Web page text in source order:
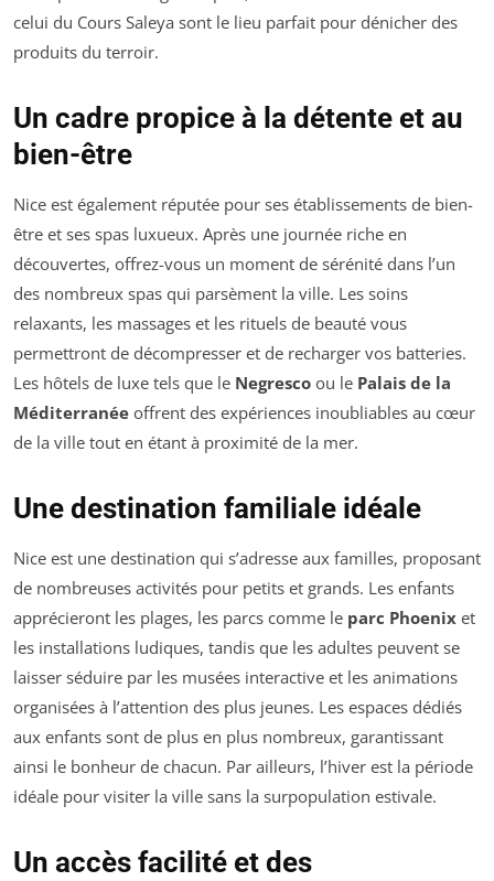
celui du Cours Saleya sont le lieu parfait pour dénicher des
produits du terroir.
Un cadre propice à la détente et au
bien-être
Nice est également réputée pour ses établissements de bien-
être et ses spas luxueux. Après une journée riche en
découvertes, offrez-vous un moment de sérénité dans l’un
des nombreux spas qui parsèment la ville. Les soins
relaxants, les massages et les rituels de beauté vous
permettront de décompresser et de recharger vos batteries.
Les hôtels de luxe tels que le Negresco ou le Palais de la
Méditerranée offrent des expériences inoubliables au cœur
de la ville tout en étant à proximité de la mer.
Une destination familiale idéale
Nice est une destination qui s’adresse aux familles, proposant
de nombreuses activités pour petits et grands. Les enfants
apprécieront les plages, les parcs comme le parc Phoenix et
les installations ludiques, tandis que les adultes peuvent se
laisser séduire par les musées interactive et les animations
organisées à l’attention des plus jeunes. Les espaces dédiés
aux enfants sont de plus en plus nombreux, garantissant
ainsi le bonheur de chacun. Par ailleurs, l’hiver est la période
idéale pour visiter la ville sans la surpopulation estivale.
Un accès facilité et des